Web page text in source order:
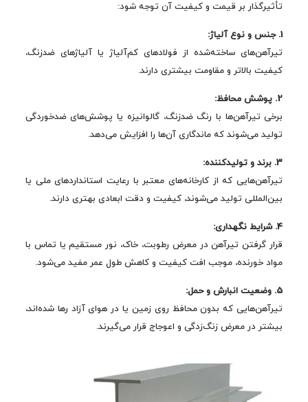
تأثیرگذار بر قیمت و کیفیت آن توجه شود:
1. جنس و نوع آلیاژ:
تیرآهن‌های ساخته‌شده از فولادهای کم‌آلیاژ یا آلیاژهای ضدزنگ،
کیفیت بالاتر و مقاومت بیشتری دارند.
2. پوشش محافظ:
برخی تیرآهن‌ها با رنگ ضدزنگ، گالوانیزه یا پوشش‌های ضدخوردگی
تولید می‌شوند که ماندگاری آن‌ها را افزایش می‌دهد.
3. برند و تولیدکننده:
تیرآهن‌هایی که از کارخانه‌های معتبر با رعایت استانداردهای ملی یا
بین‌المللی تولید می‌شوند، کیفیت و دقت ابعادی بهتری دارند.
4. شرایط نگهداری:
قرار گرفتن تیرآهن در معرض رطوبت، خاک، نور مستقیم یا تماس با
مواد خورنده، موجب افت کیفیت و کاهش طول عمر مفید می‌شود.
5. وضعیت انبارش و حمل:
تیرآهن‌هایی که بدون محافظ روی زمین یا در هوای آزاد رها شده‌اند،
بیشتر در معرض زنگ‌زدگی و اعوجاج قرار می‌گیرند.